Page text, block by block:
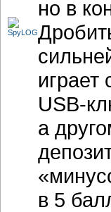
но в
USB-
а
в 5